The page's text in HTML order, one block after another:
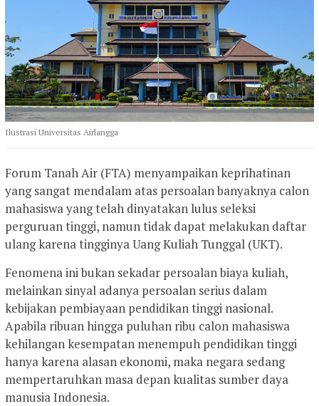
Ilustrasi Universitas Airlangga
Forum Tanah Air (FTA) menyampaikan keprihatinan
yang sangat mendalam atas persoalan banyaknya calon
mahasiswa yang telah dinyatakan lulus seleksi
perguruan tinggi, namun tidak dapat melakukan daftar
ulang karena tingginya Uang Kuliah Tunggal (UKT).
Fenomena ini bukan sekadar persoalan biaya kuliah,
melainkan sinyal adanya persoalan serius dalam
kebijakan pembiayaan pendidikan tinggi nasional.
Apabila ribuan hingga puluhan ribu calon mahasiswa
kehilangan kesempatan menempuh pendidikan tinggi
hanya karena alasan ekonomi, maka negara sedang
mempertaruhkan masa depan kualitas sumber daya
manusia Indonesia.